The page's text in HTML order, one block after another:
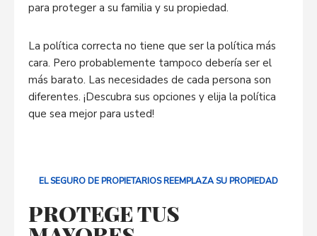
para proteger a su familia y su propiedad.
La política correcta no tiene que ser la política más
cara. Pero probablemente tampoco debería ser el
más barato. Las necesidades de cada persona son
diferentes. ¡Descubra sus opciones y elija la política
que sea mejor para usted!
EL SEGURO DE PROPIETARIOS REEMPLAZA SU PROPIEDAD
PROTEGE TUS